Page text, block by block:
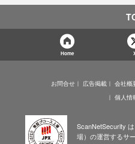
Home
お問合せ 広告掲載 会社概
個人情
ScanNetSecurity
場）の運営するサ